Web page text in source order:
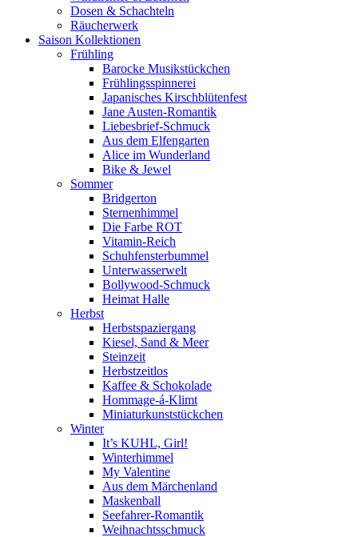
Dosen & Schachteln
Räucherwerk
Saison Kollektionen
Frühling
Barocke Musikstückchen
Frühlingsspinnerei
Japanisches Kirschblütenfest
Jane Austen-Romantik
Liebesbrief-Schmuck
Aus dem Elfengarten
Alice im Wunderland
Bike & Jewel
Sommer
Bridgerton
Sternenhimmel
Die Farbe ROT
Vitamin-Reich
Schuhfensterbummel
Unterwasserwelt
Bollywood-Schmuck
Heimat Halle
Herbst
Herbstspaziergang
Kiesel, Sand & Meer
Steinzeit
Herbstzeitlos
Kaffee & Schokolade
Hommage-á-Klimt
Miniaturkunststückchen
Winter
It’s KUHL, Girl!
Winterhimmel
My Valentine
Aus dem Märchenland
Maskenball
Seefahrer-Romantik
Weihnachtsschmuck